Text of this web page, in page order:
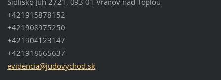
+421915878152
+421908975250
+421904123147
+421918665637
evidencia@judovychod.sk